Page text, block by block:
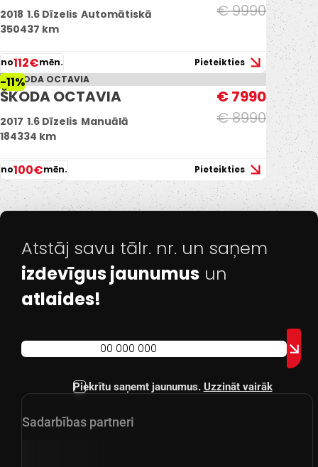
€ 9990
2018 1.6 Dīzelis Automātiskā
350437 km
no112€mēn. Pieteikties
-11%
ŠKODA OCTAVIA
€ 8990
€ 7990
2017 1.6 Dīzelis Manuālā
184334 km
no100€mēn. Pieteikties
Atstāj savu tālr. nr. un saņem
izdevīgus jaunumus un
atlaides!
Piekrītu saņemt jaunumus. Uzzināt vairāk
Sadarbības partneri